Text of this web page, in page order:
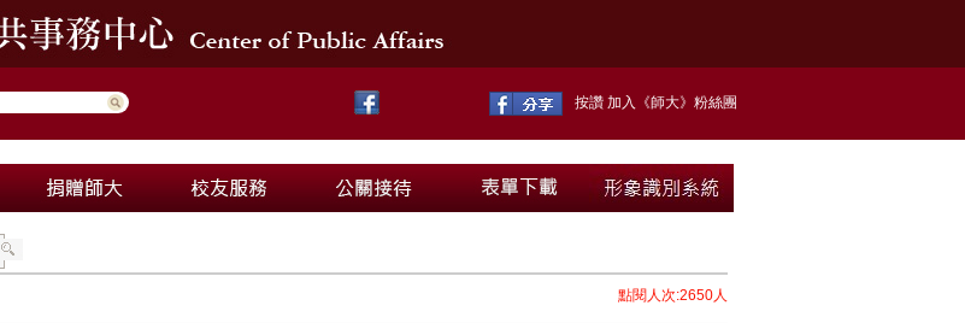
按讚 加入《師大》粉絲團
點閱人次:2650人